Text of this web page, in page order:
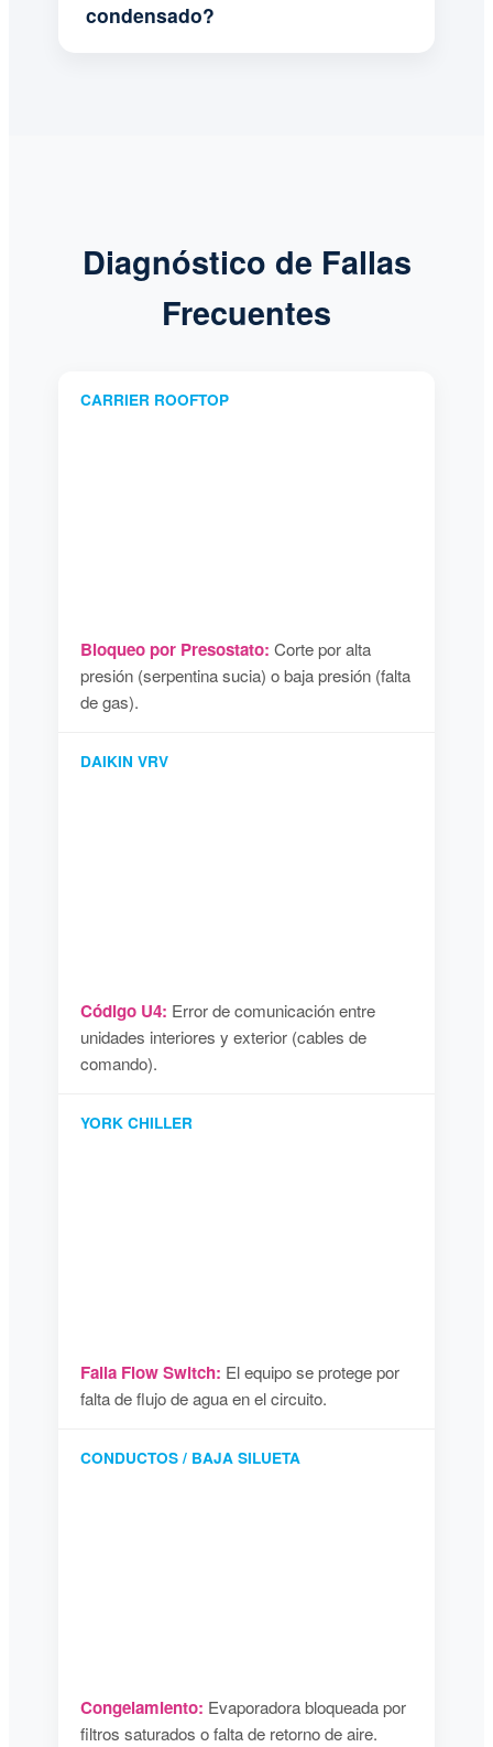
condensado?
Diagnóstico de Fallas
Frecuentes
CARRIER ROOFTOP
Bloqueo por Presostato: Corte por alta
presión (serpentina sucia) o baja presión (falta
de gas).
DAIKIN VRV
Código U4: Error de comunicación entre
unidades interiores y exterior (cables de
comando).
YORK CHILLER
Falla Flow Switch: El equipo se protege por
falta de flujo de agua en el circuito.
CONDUCTOS / BAJA SILUETA
Congelamiento: Evaporadora bloqueada por
filtros saturados o falta de retorno de aire.